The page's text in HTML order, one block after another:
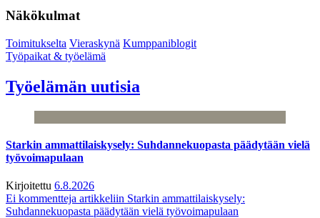
Näkökulmat
Toimitukselta Vieraskynä Kumppaniblogit
Työpaikat & työelämä
Työelämän uutisia
Starkin ammattilaiskysely: Suhdannekuopasta päädytään vielä
työvoimapulaan
Kirjoitettu 6.8.2026
Ei kommentteja artikkeliin Starkin ammattilaiskysely:
Suhdannekuopasta päädytään vielä työvoimapulaan